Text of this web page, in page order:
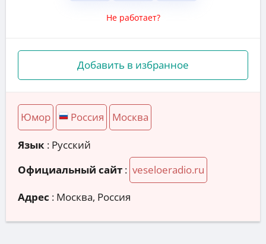
Не работает?
Добавить в избранное
Юмор Россия Москва
Язык : Русский
Официальный сайт : veseloeradio.ru
Адрес : Москва, Россия